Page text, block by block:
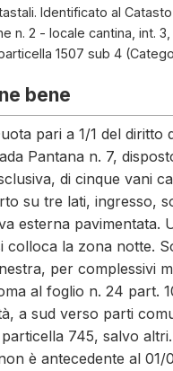
Identificato al
n. 2 - locale cantina, int.
1507 sub 4
bene
pari a 1/1 del
Pantana n. 7,
di cinque vani
su tre lati, ingresso,
esterna pavimentata.
colloca la zona notte.
per complessivi
al foglio n. 24 part.
a sud verso parti
745, salvo
è antecedente al